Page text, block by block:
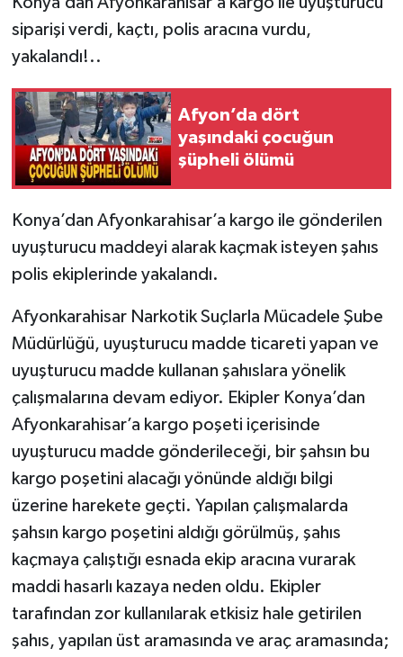
siparişi verdi, kaçtı, polis aracına vurdu,
yakalandı!..
Afyon’da dört
yaşındaki çocuğun
şüpheli ölümü
Konya’dan Afyonkarahisar’a kargo ile gönderilen
uyuşturucu maddeyi alarak kaçmak isteyen şahıs
polis ekiplerinde yakalandı.
Afyonkarahisar Narkotik Suçlarla Mücadele Şube
Müdürlüğü, uyuşturucu madde ticareti yapan ve
uyuşturucu madde kullanan şahıslara yönelik
çalışmalarına devam ediyor. Ekipler Konya’dan
Afyonkarahisar’a kargo poşeti içerisinde
uyuşturucu madde gönderileceği, bir şahsın bu
kargo poşetini alacağı yönünde aldığı bilgi
üzerine harekete geçti. Yapılan çalışmalarda
şahsın kargo poşetini aldığı görülmüş, şahıs
kaçmaya çalıştığı esnada ekip aracına vurarak
maddi hasarlı kazaya neden oldu. Ekipler
tarafından zor kullanılarak etkisiz hale getirilen
şahıs, yapılan üst aramasında ve araç aramasında;